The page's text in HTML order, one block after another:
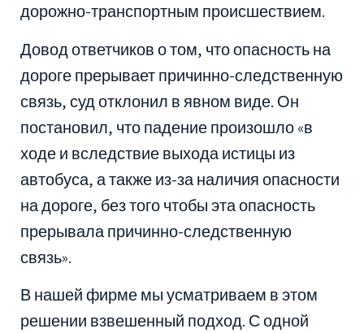
дорожно-транспортным происшествием.
Довод ответчиков о том, что опасность на
дороге прерывает причинно-следственную
связь, суд отклонил в явном виде. Он
постановил, что падение произошло «в
ходе и вследствие выхода истицы из
автобуса, а также из-за наличия опасности
на дороге, без того чтобы эта опасность
прерывала причинно-следственную
связь».
В нашей фирме мы усматриваем в этом
решении взвешенный подход. С одной